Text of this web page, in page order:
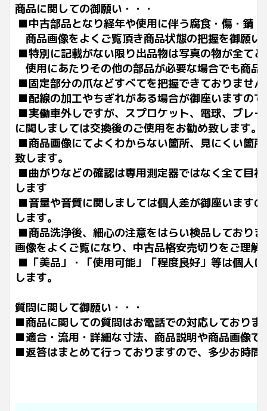
商品に関しての御願い・・・
■中古部品となり経年や使用に伴う腐食・傷・錆
商品画像をよくご覧頂き商品状態の把握を御願い
■特別に記載がない限り出品物は写真の物が全て
使用にあたりその他の部品が必要な場合でも商
■固定部分の爪などすべてを把握できておりませ
■配線の加工やちぎれがある場合が御座いますの
■実働車外しですが、スプロケット、電球、ブレ
に関しましては交換後のご使用をお勧め致します。
■商品画像にてよくわからない箇所、見にくい箇
致します。
■曲がりなどの確認は専用測定器ではなく全て目
します
■音量や音質に関しましては個人差が御座います
します。
■商品洗浄後、細心の注意をはらい検品しており
画像をよくご覧になり、中古品格安売切りをご理
■「美品」・「使用可能」「程度良好」等は個人
します。
質問に関して御願い・・・
■商品に関しての質問はお電話での対応しており
■適合・流用・詳細な寸法、商品説明や商品画像
■返答はまとめて行っておりますので、多少お時間